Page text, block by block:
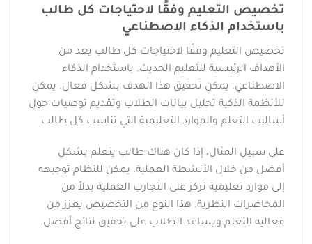
تخصيص التعليم وفقًا لاحتياجات كل طالب
باستخدام الذكاء الاصطناعي
تخصيص التعليم وفقًا لاحتياجات كل طالب يعد من
الأهداف الرئيسية للتعليم الحديث. باستخدام الذكاء
الاصطناعي، يمكن تحقيق هذا الهدف بشكل فعال. يمكن
للأنظمة الذكية تحليل بيانات الطلاب وتقديم توصيات حول
أساليب التعلم والموارد التعليمية التي تناسب كل طالب.
على سبيل المثال، إذا كان هناك طالب يتعلم بشكل
أفضل من خلال الأنشطة العملية، يمكن للنظام توجيهه
إلى موارد تعليمية تركز على التجارب العملية بدلاً من
المحاضرات النظرية. هذا النوع من التخصيص يعزز من
فعالية التعلم ويساعد الطلاب على تحقيق نتائج أفضل.